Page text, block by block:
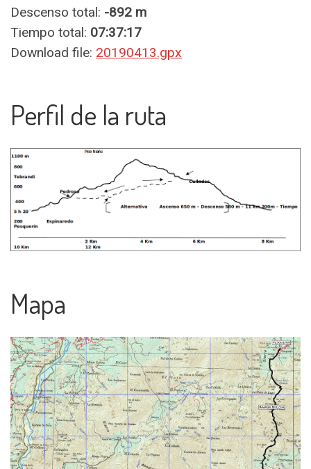
Descenso total: -892 m
Tiempo total: 07:37:17
Download file: 20190413.gpx
Perfil de la ruta
Mapa